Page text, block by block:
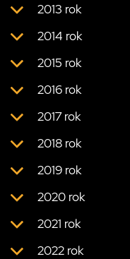
2013 rok
2014 rok
2015 rok
2016 rok
2017 rok
2018 rok
2019 rok
2020 rok
2021 rok
2022 rok